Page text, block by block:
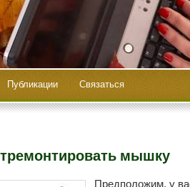
Публикации Связаться
мышку
Предположим, у